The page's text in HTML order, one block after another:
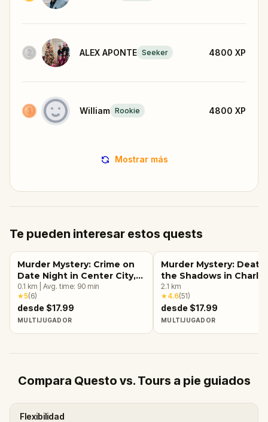
ALEX APONTE Seeker 4800 XP
William Rookie 4800 XP
Mostrar más
Te pueden interesar estos quests
Murder Mystery: Crime on
Date Night in Center City,
Charlotte
0.1 km Avg. time: 90 min
★5(6)
desde $17.99
MULTIJUGADOR
Murder Mystery: Death
the Shadows in
2.1 km
★4.6(51)
desde $17.99
MULTIJUGADOR
Compara Questo vs. Tours a pie guiados
Flexibilidad